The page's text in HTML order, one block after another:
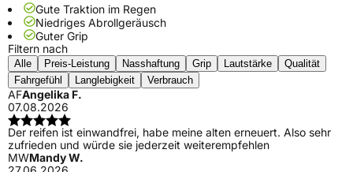
Gute Traktion im Regen
Niedriges Abrollgeräusch
Guter Grip
Filtern nach
Alle Preis-Leistung Nasshaftung Grip Lautstärke
Qualität
Fahrgefühl
Langlebigkeit Verbrauch
AFAngelika F.
07.08.2026
Der reifen ist einwandfrei, habe meine alten erneuert. Also sehr
zufrieden und würde sie jederzeit weiterempfehlen
MWMandy W.